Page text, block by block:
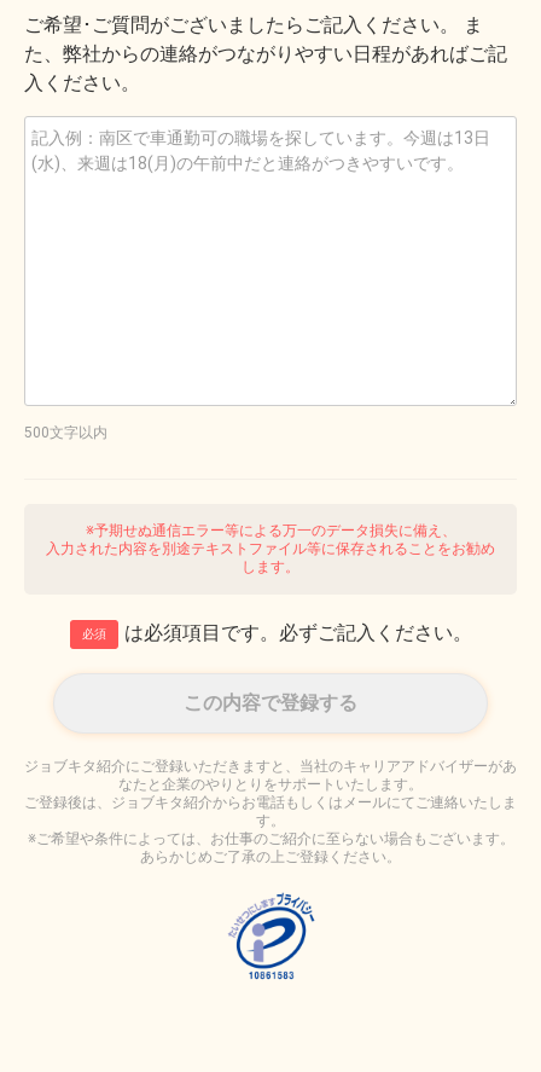
ご希望･ご質問がございましたらご記入ください。 ま
た、弊社からの連絡がつながりやすい日程があればご記
入ください。
500文字以内
※予期せぬ通信エラー等による万一のデータ損失に備え、
入力された内容を別途テキストファイル等に保存されることをお勧め
します。
必須 は必須項目です。必ずご記入ください。
ジョブキタ紹介にご登録いただきますと、当社のキャリアアドバイザーがあ
なたと企業のやりとりをサポートいたします。
ご登録後は、ジョブキタ紹介からお電話もしくはメールにてご連絡いたしま
す。
※ご希望や条件によっては、お仕事のご紹介に至らない場合もございます。
あらかじめご了承の上ご登録ください。